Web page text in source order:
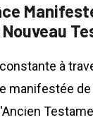
à
manifestée